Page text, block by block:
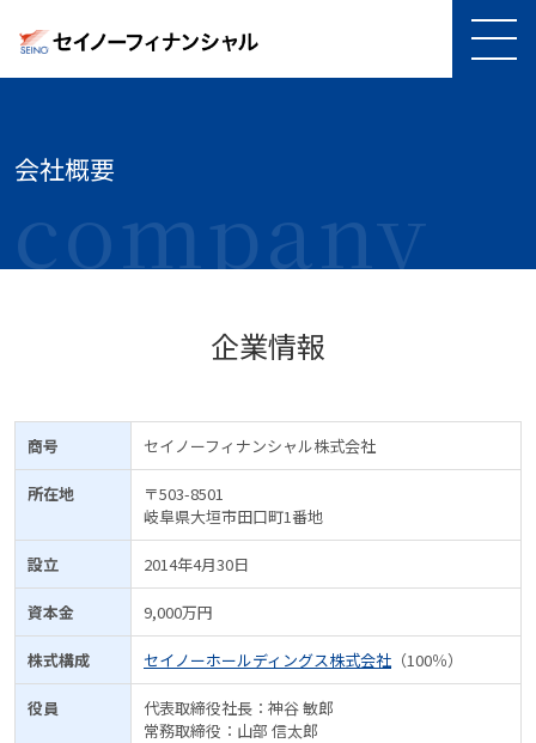
会社概要
company
企業情報
商号 セイノーフィナンシャル株式会社
所在地
〒503-8501
岐阜県大垣市田口町1番地
設立 2014年4月30日
資本金 9,000万円
株式構成 セイノーホールディングス株式会社 （100％）
役員
代表取締役社長：神谷 敏郎
常務取締役：山部 信太郎